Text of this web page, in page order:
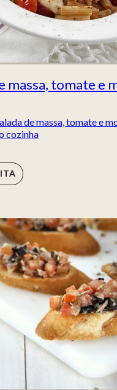
massa, tomate e
de massa, tomate e
cozinha